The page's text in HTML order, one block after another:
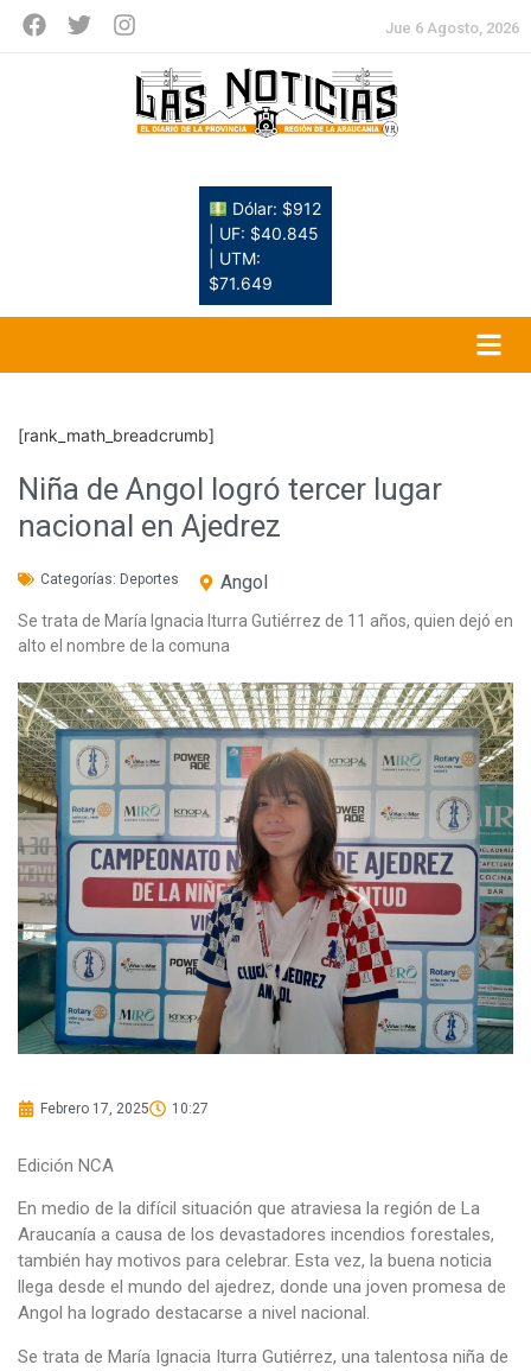
Jue 6 Agosto, 2026
Dólar: $912
| UF: $40.845
| UTM:
$71.649
[rank_math_breadcrumb]
Niña de Angol logró tercer lugar
nacional en Ajedrez
Categorías: Deportes Angol
Se trata de María Ignacia Iturra Gutiérrez de 11 años, quien dejó en
alto el nombre de la comuna
Febrero 17, 2025 10:27
Edición NCA
En medio de la difícil situación que atraviesa la región de La
Araucanía a causa de los devastadores incendios forestales,
también hay motivos para celebrar. Esta vez, la buena noticia
llega desde el mundo del ajedrez, donde una joven promesa de
Angol ha logrado destacarse a nivel nacional.
Se trata de María Ignacia Iturra Gutiérrez, una talentosa niña de